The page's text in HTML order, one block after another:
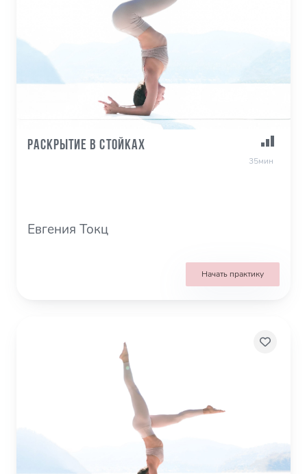
Раскрытие в стойках
35мин
Евгения Токц
Начать практику